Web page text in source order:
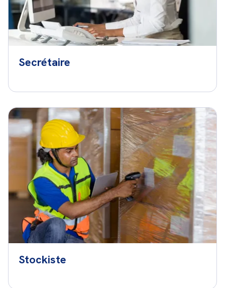
Secrétaire
Stockiste